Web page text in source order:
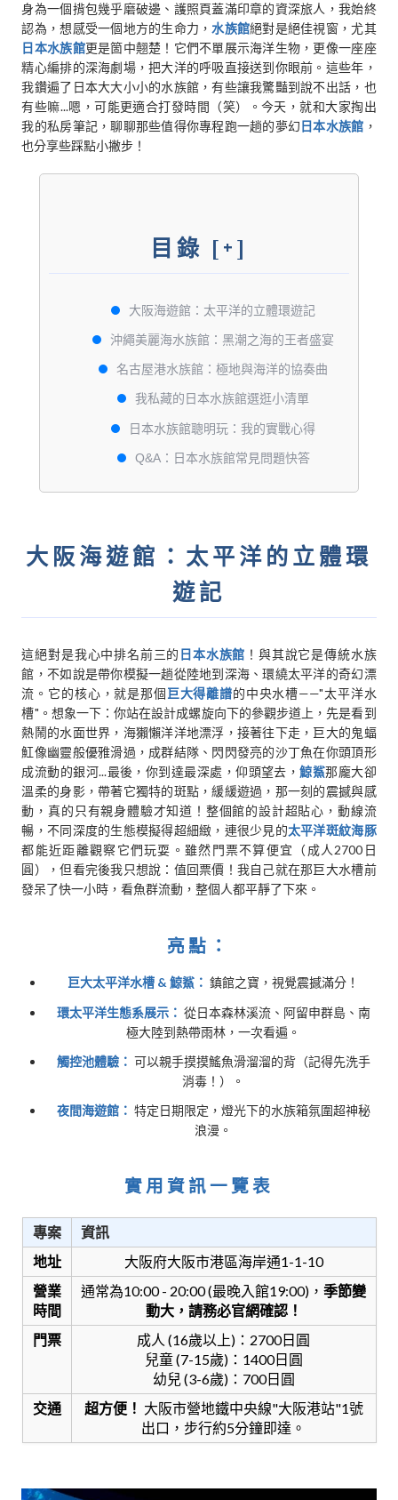
身為一個揹包幾乎磨破邊、護照頁蓋滿印章的資深旅人，我始終
認為，想感受一個地方的生命力， 水族館絕對是絕佳視窗，尤其
日本水族館更是箇中翹楚！它們不單展示海洋生物，更像一座座
精心編排的深海劇場，把大洋的呼吸直接送到你眼前。這些年，
我鑽遍了日本大大小小的水族館，有些讓我驚豔到說不出話，也
有些嘛...嗯，可能更適合打發時間（笑）。今天，就和大家掏出
我的私房筆記，聊聊那些值得你專程跑一趟的夢幻日本水族館 ，
也分享些踩點小撇步！
目錄 [+]
大阪海遊館：太平洋的立體環遊記
沖繩美麗海水族館：黑潮之海的王者盛宴
名古屋港水族館：極地與海洋的協奏曲
我私藏的日本水族館選逛小清單
日本水族館聰明玩：我的實戰心得
Q&A：日本水族館常見問題快答
大阪海遊館：太平洋的立體環
遊記
這絕對是我心中排名前三的 日本水族館 ！與其說它是傳統水族
館，不如說是帶你模擬一趟從陸地到深海、環繞太平洋的奇幻漂
流。它的核心，就是那個巨大得離譜的中央水槽——"太平洋水
槽"。想象一下：你站在設計成螺旋向下的參觀步道上，先是看到
熱鬧的水面世界，海獺懶洋洋地漂浮，接著往下走，巨大的鬼蝠
魟像幽靈般優雅滑過，成群結隊、閃閃發亮的沙丁魚在你頭頂形
成流動的銀河...最後，你到達最深處，仰頭望去，鯨鯊那龐大卻
溫柔的身影，帶著它獨特的斑點，緩緩遊過，那一刻的震撼與感
動，真的只有親身體驗才知道！整個館的設計超貼心，動線流
暢，不同深度的生態模擬得超細緻，連很少見的太平洋斑紋海豚
都能近距離觀察它們玩耍。雖然門票不算便宜（成人2700日
圓），但看完後我只想說：值回票價！我自己就在那巨大水槽前
發呆了快一小時，看魚群流動，整個人都平靜了下來。
亮點：
巨大太平洋水槽 & 鯨鯊： 鎮館之寶，視覺震撼滿分！
環太平洋生態系展示： 從日本森林溪流、阿留申群島、南
極大陸到熱帶雨林，一次看遍。
觸控池體驗： 可以親手摸摸鰩魚滑溜溜的背（記得先洗手
消毒！）。
夜間海遊館： 特定日期限定，燈光下的水族箱氛圍超神秘
浪漫。
實用資訊一覽表
專案
資訊
地址
大阪府大阪市港區海岸通1-1-10
營業
時間
通常為10:00 - 20:00 (最晚入館19:00)， 季節變
動大，請務必官網確認！
門票
成人 (16歲以上)：2700日圓
兒童 (7-15歲)：1400日圓
幼兒 (3-6歲)：700日圓
交通
超方便！ 大阪市營地鐵中央線"大阪港站"1號
出口，步行約5分鐘即達。